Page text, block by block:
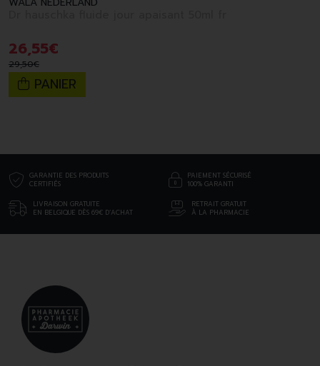
26,55€
29,50€
PANIER
GARANTIE DES PRODUITS
CERTIFIÉS
PAIEMENT SÉCURISÉ
100% GARANTI
LIVRAISON GRATUITE
EN BELGIQUE DÈS 69€ D’ACHAT
RETRAIT GRATUIT
À LA PHARMACIE